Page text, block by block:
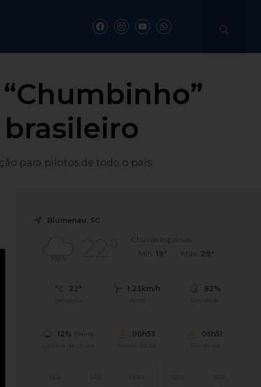
para pilotos de todo o país.
Blumenau, SC
22°
Chuvas esparsas
Mín.19° Máx. 29°
22°
Sensação
1.23km/h
Vento
82%
Umidade
12% (0mm)
Chance de chuva
06h53
Nascer do sol
05h51
Pôr do sol
SEX SÁB DOM TER